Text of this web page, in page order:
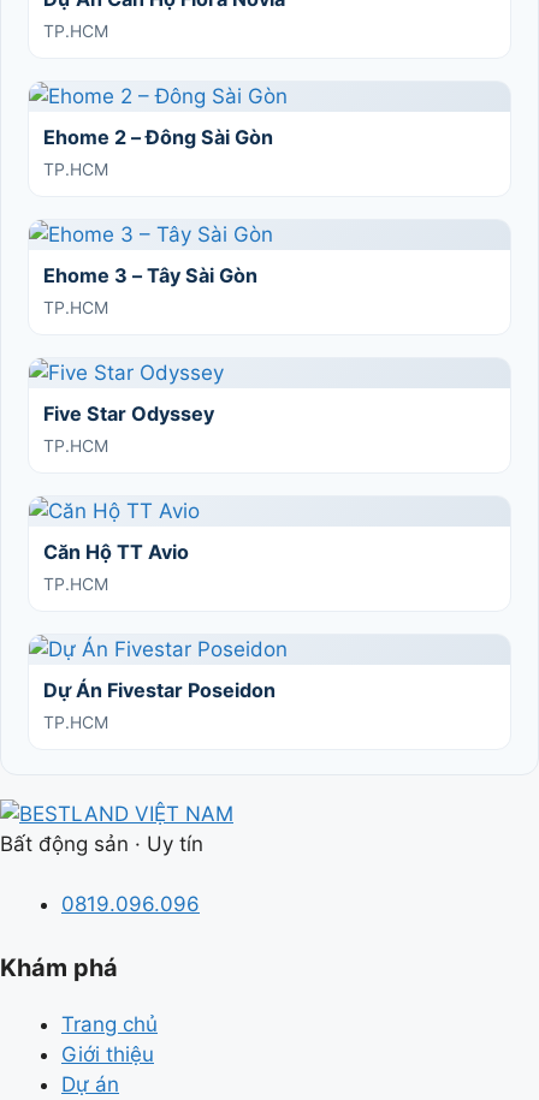
TP.HCM
Ehome 2 – Đông Sài Gòn
TP.HCM
Ehome 3 – Tây Sài Gòn
TP.HCM
Five Star Odyssey
TP.HCM
Căn Hộ TT Avio
TP.HCM
Dự Án Fivestar Poseidon
TP.HCM
Bất động sản · Uy tín
0819.096.096
Khám phá
Trang chủ
Giới thiệu
Dự án